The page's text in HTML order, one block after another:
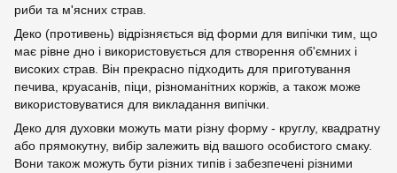
риби та м'ясних страв.
Деко (противень) відрізняється від форми для випічки тим, що
має рівне дно і використовується для створення об'ємних і
високих страв. Він прекрасно підходить для приготування
печива, круасанів, піци, різноманітних коржів, а також може
використовуватися для викладання випічки.
Деко для духовки можуть мати різну форму - круглу, квадратну
або прямокутну, вибір залежить від вашого особистого смаку.
Вони також можуть бути різних типів і забезпечені різними